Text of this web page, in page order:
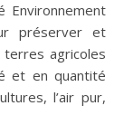
Environnement
préserver et
agricoles
et en quantité
l’air pur,